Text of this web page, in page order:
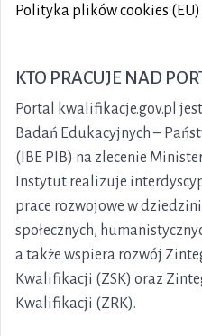
Polityka plików cookies (EU)
KTO PRACUJE NAD
Portal kwalifikacje.gov.pl
Badań Edukacyjnych –
(IBE PIB) na zlecenie
Instytut realizuje
prace rozwojowe w
społecznych,
a także wspiera rozwój
Kwalifikacji (ZSK) oraz
Kwalifikacji (ZRK).